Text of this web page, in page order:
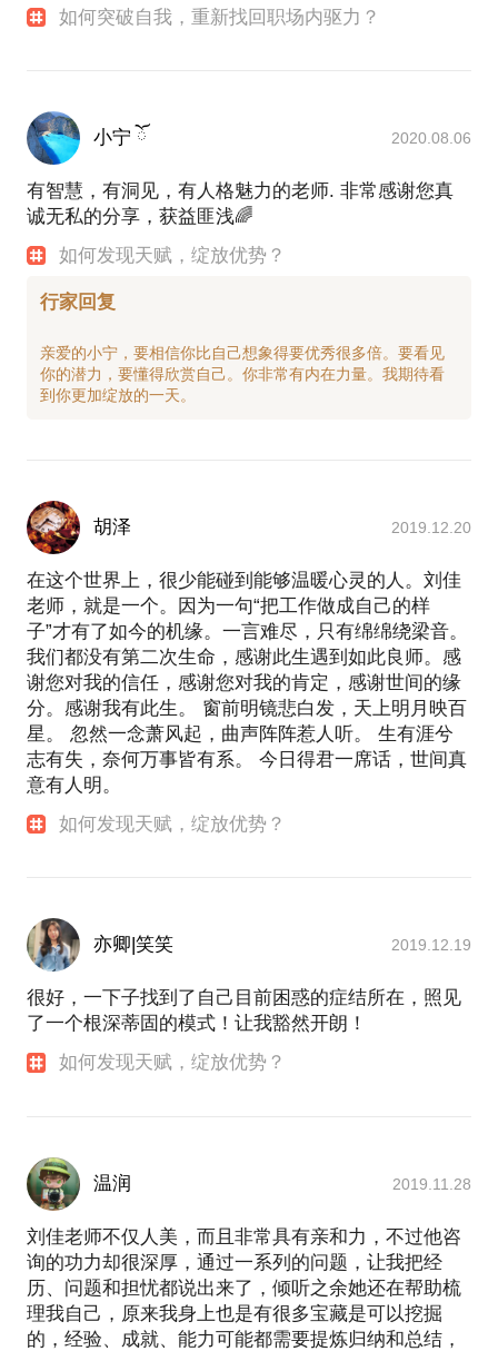
如何突破自我，重新找回职场内驱力？
小宁 ོ 2020.08.06
有智慧，有洞见，有人格魅力的老师. 非常感谢您真
诚无私的分享，获益匪浅🌈
如何发现天赋，绽放优势？
行家回复
亲爱的小宁，要相信你比自己想象得要优秀很多倍。要看见
你的潜力，要懂得欣赏自己。你非常有内在力量。我期待看
胡泽 2019.12.20
在这个世界上，很少能碰到能够温暖心灵的人。刘佳
老师，就是一个。因为一句“把工作做成自己的样
子”才有了如今的机缘。一言难尽，只有绵绵绕梁音。
我们都没有第二次生命，感谢此生遇到如此良师。感
谢您对我的信任，感谢您对我的肯定，感谢世间的缘
分。感谢我有此生。 窗前明镜悲白发，天上明月映百
星。 忽然一念萧风起，曲声阵阵惹人听。 生有涯兮
志有失，奈何万事皆有系。 今日得君一席话，世间真
意有人明。
如何发现天赋，绽放优势？
亦卿|笑笑 2019.12.19
很好，一下子找到了自己目前困惑的症结所在，照见
了一个根深蒂固的模式！让我豁然开朗！
如何发现天赋，绽放优势？
温润 2019.11.28
刘佳老师不仅人美，而且非常具有亲和力，不过他咨
询的功力却很深厚，通过一系列的问题，让我把经
历、问题和担忧都说出来了，倾听之余她还在帮助梳
理我自己，原来我身上也是有很多宝藏是可以挖掘
的，经验、成就、能力可能都需要提炼归纳和总结，